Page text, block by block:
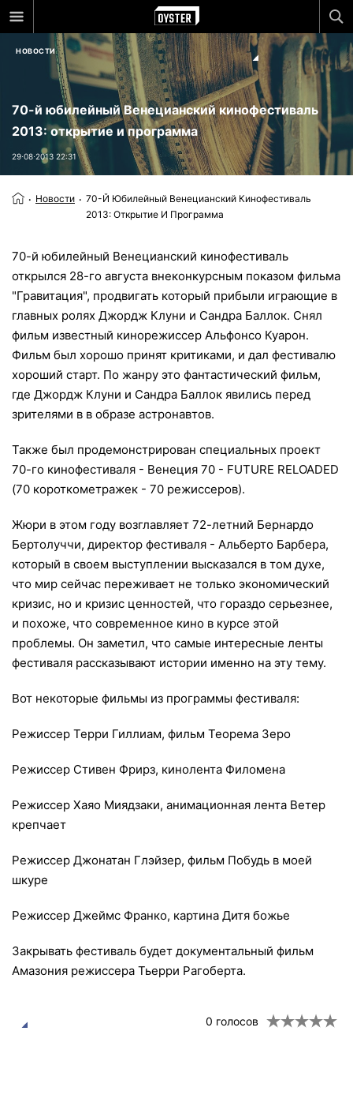
НОВОСТИ
70-й юбилейный Венецианский кинофестиваль
2013: открытие и программа
29⋅08⋅2013 22:31
Новости
70-Й Юбилейный Венецианский Кинофестиваль
2013: Открытие И Программа
70-й юбилейный Венецианский кинофестиваль
открылся 28-го августа внеконкурсным показом фильма
"Гравитация", продвигать который прибыли играющие в
главных ролях Джордж Клуни и Сандра Баллок. Снял
фильм известный кинорежиссер Альфонсо Куарон.
Фильм был хорошо принят критиками, и дал фестивалю
хороший старт. По жанру это фантастический фильм,
где Джордж Клуни и Сандра Баллок явились перед
зрителями в в образе астронавтов.
Также был продемонстрирован специальных проект
70-го кинофестиваля - Венеция 70 - FUTURE RELOADED
(70 короткометражек - 70 режиссеров).
Жюри в этом году возглавляет 72-летний Бернардо
Бертолуччи, директор фестиваля - Альберто Барбера,
который в своем выступлении высказался в том духе,
что мир сейчас переживает не только экономический
кризис, но и кризис ценностей, что гораздо серьезнее,
и похоже, что современное кино в курсе этой
проблемы. Он заметил, что самые интересные ленты
фестиваля рассказывают истории именно на эту тему.
Вот некоторые фильмы из программы фестиваля:
Режиссер Терри Гиллиам, фильм Теорема Зеро
Режиссер Стивен Фрирз, кинолента Филомена
Режиссер Хаяо Миядзаки, анимационная лента Ветер
крепчает
Режиссер Джонатан Глэйзер, фильм Побудь в моей
шкуре
Режиссер Джеймс Франко, картина Дитя божье
Закрывать фестиваль будет документальный фильм
Амазония режиссера Тьерри Рагоберта.
0 голосов